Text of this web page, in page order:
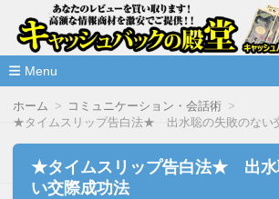
情報商材激安サイト
ュバックの殿堂
高額な情報商材をレビューを買い取るこ
Menu
ホーム
コミュニケーション・会話術
★タイムスリップ告白法★ 出水聡の失敗のない
★タイムスリップ告白法★ 出水
い交際成功法